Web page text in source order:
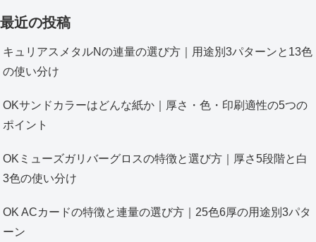
最近の投稿
キュリアスメタルNの連量の選び方｜用途別3パターンと13色
の使い分け
OKサンドカラーはどんな紙か｜厚さ・色・印刷適性の5つの
ポイント
OKミューズガリバーグロスの特徴と選び方｜厚さ5段階と白
3色の使い分け
OK ACカードの特徴と連量の選び方｜25色6厚の用途別3パタ
ーン